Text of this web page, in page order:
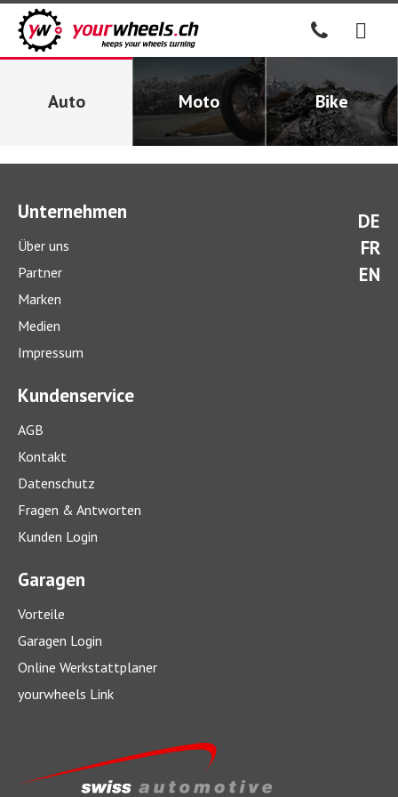
Auto Moto Bike
DE
FR
EN
Unternehmen
Über uns
Partner
Marken
Medien
Impressum
Kundenservice
AGB
Kontakt
Datenschutz
Fragen & Antworten
Kunden Login
Garagen
Vorteile
Garagen Login
Online Werkstattplaner
yourwheels Link